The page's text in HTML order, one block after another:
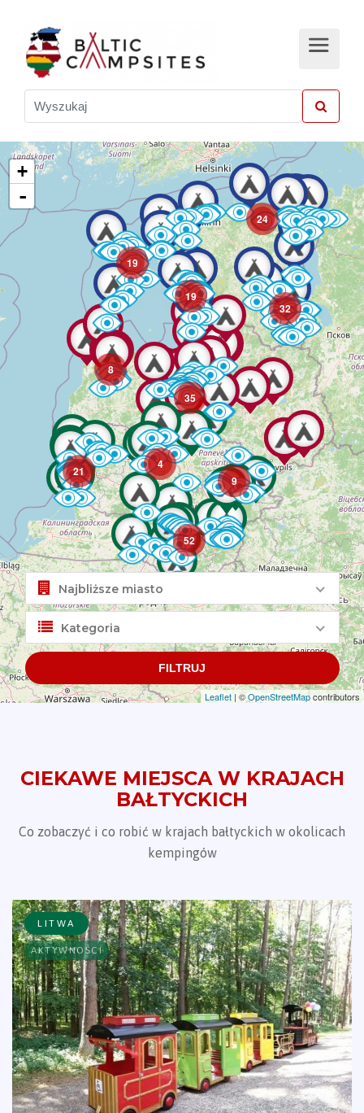
19
24
32
4
8
21
52
9
19
35
+
-
Leaflet | ©OpenStreetMapcontributors
Najbliższe miasto
Kategoria
FILTRUJ
CIEKAWE MIEJSCA W KRAJACH
BAŁTYCKICH
Co zobaczyć i co robić w krajach bałtyckich w okolicach
kempingów
LITWA
AKTYWNOŚCI